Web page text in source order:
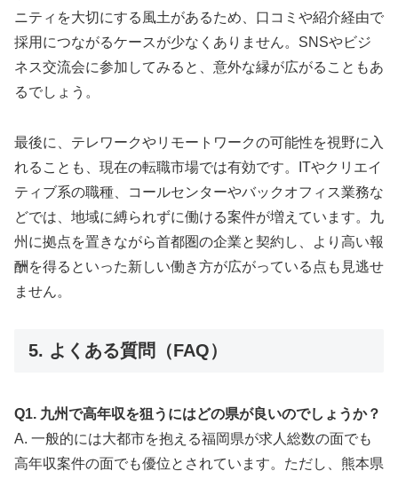
ニティを大切にする風土があるため、口コミや紹介経由で
採用につながるケースが少なくありません。SNSやビジ
ネス交流会に参加してみると、意外な縁が広がることもあ
るでしょう。
最後に、テレワークやリモートワークの可能性を視野に入
れることも、現在の転職市場では有効です。ITやクリエイ
ティブ系の職種、コールセンターやバックオフィス業務な
どでは、地域に縛られずに働ける案件が増えています。九
州に拠点を置きながら首都圏の企業と契約し、より高い報
酬を得るといった新しい働き方が広がっている点も見逃せ
ません。
5. よくある質問（FAQ）
Q1. 九州で高年収を狙うにはどの県が良いのでしょうか？
A. 一般的には大都市を抱える福岡県が求人総数の面でも
高年収案件の面でも優位とされています。ただし、熊本県